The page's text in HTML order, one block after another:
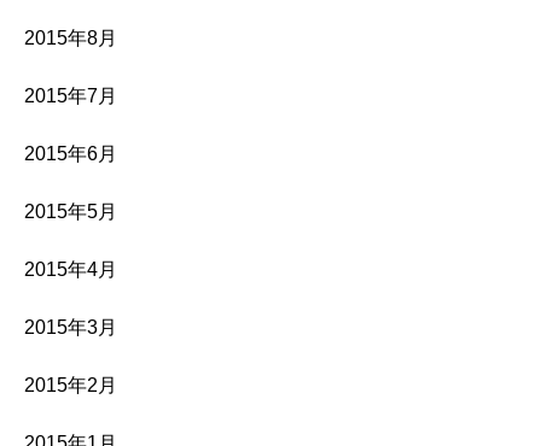
2015年8月
2015年7月
2015年6月
2015年5月
2015年4月
2015年3月
2015年2月